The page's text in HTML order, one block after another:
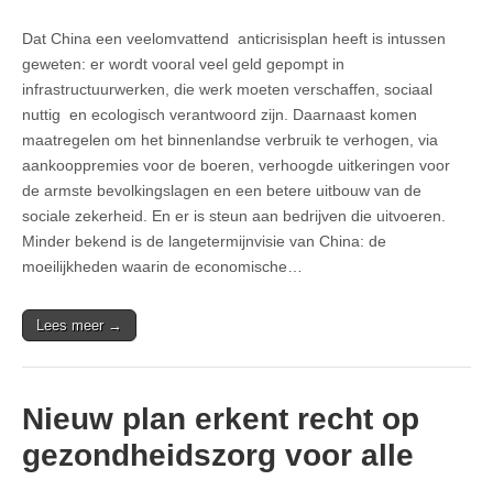
Dat China een veelomvattend anticrisisplan heeft is intussen
geweten: er wordt vooral veel geld gepompt in
infrastructuurwerken, die werk moeten verschaffen, sociaal
nuttig en ecologisch verantwoord zijn. Daarnaast komen
maatregelen om het binnenlandse verbruik te verhogen, via
aankooppremies voor de boeren, verhoogde uitkeringen voor
de armste bevolkingslagen en een betere uitbouw van de
sociale zekerheid. En er is steun aan bedrijven die uitvoeren.
Minder bekend is de langetermijnvisie van China: de
moeilijkheden waarin de economische…
Lees meer →
Nieuw plan erkent recht op
gezondheidszorg voor alle